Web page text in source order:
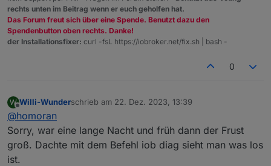
in der Ausgabe?
rechts unten im Beitrag wenn er euch geholfen hat.
Das Forum freut sich über eine Spende. Benutzt dazu den
Spendenbutton oben rechts. Danke!
der Installationsfixer: curl -fsL https://iobroker.net/fix.sh | bash -
0
W
Offline
Willi-Wunderschrieb am 22. Dez. 2023, 13:39
zuletzt editiert von
@homoran
Sorry, war eine lange Nacht und früh dann der Frust
groß. Dachte mit dem Befehl iob diag sieht man was los
ist.